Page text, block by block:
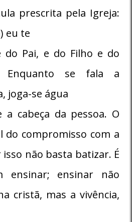
prescrita pela Igreja:
eu te
do Pai, e do Filho e do
Enquanto se fala a
joga-se água
a cabeça da pessoa. O
do compromisso com a
não basta batizar. É
ensinar; ensinar não
cristã, mas a vivência,